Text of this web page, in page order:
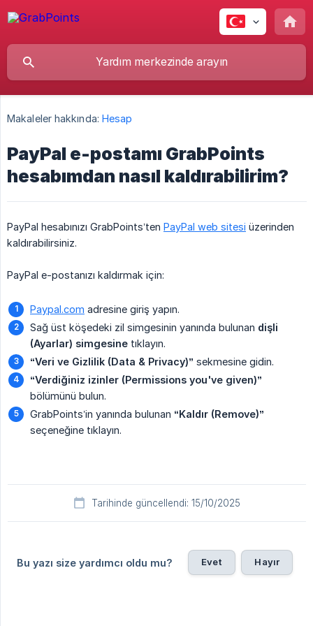
Makaleler hakkında: Hesap
PayPal e-postamı GrabPoints
hesabımdan nasıl kaldırabilirim?
PayPal hesabınızı GrabPoints’ten PayPal web sitesi üzerinden
kaldırabilirsiniz.
PayPal e-postanızı kaldırmak için:
Paypal.com adresine giriş yapın.
Sağ üst köşedeki zil simgesinin yanında bulunan dişli
(Ayarlar) simgesine tıklayın.
“Veri ve Gizlilik (Data & Privacy)” sekmesine gidin.
“Verdiğiniz izinler (Permissions you've given)”
bölümünü bulun.
GrabPoints’in yanında bulunan “Kaldır (Remove)”
seçeneğine tıklayın.
Tarihinde güncellendi: 15/10/2025
Bu yazı size yardımcı oldu mu? Evet Hayır